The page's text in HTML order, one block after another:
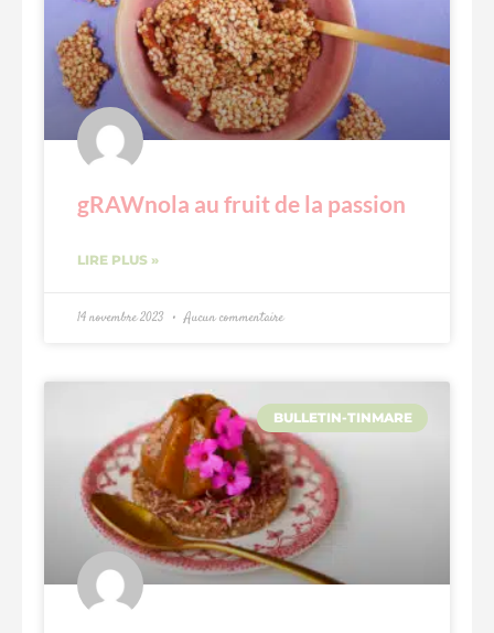
gRAWnola au fruit de la passion
LIRE PLUS »
14 novembre 2023 Aucun commentaire
BULLETIN-TINMARE